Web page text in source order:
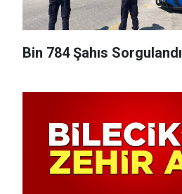
Bin 784 Şahıs Sorgulandı